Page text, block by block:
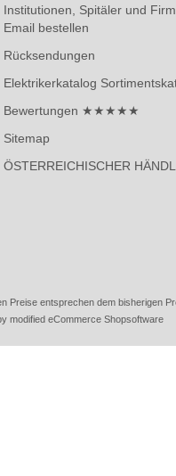
Institutionen, Spitäler und
Email bestellen
Rücksendungen
Elektrikerkatalog
Bewertungen ★★★★★
Sitemap
ÖSTERREICHISCHER
Preise entsprechen dem bisherigen
modified eCommerce Shopsoftware